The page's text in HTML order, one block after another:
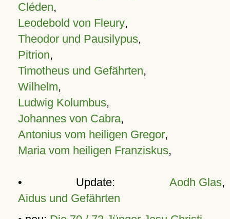
Cléden,
Leodebold von Fleury,
Theodor und Pausilypus,
Pitrion,
Timotheus und Gefährten,
Wilhelm,
Ludwig Kolumbus,
Johannes von Cabra,
Antonius vom heiligen Gregor,
Maria vom heiligen Franziskus,
• Update: Aodh Glas,
Aidus und Gefährten